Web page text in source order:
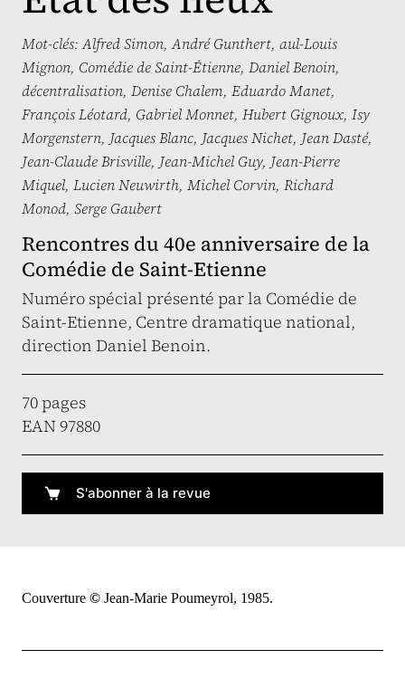
Mot-clés:Alfred Simon,André Gunthert, aul-Louis
Mignon, Comédie de Saint-Étienne, Daniel Benoin,
décentralisation, Denise Chalem, Eduardo Manet,
François Léotard, Gabriel Monnet, Hubert Gignoux, Isy
Morgenstern, Jacques Blanc, Jacques Nichet, Jean Dasté,
Jean-Claude Brisville, Jean-Michel Guy, Jean-Pierre
Miquel, Lucien Neuwirth, Michel Corvin, Richard
Monod, Serge Gaubert
Rencontres du 40e anniversaire de la
Comédie de Saint-Etienne
Numéro spécial présenté par la Comédie de
Saint-Etienne, Centre dramatique national,
direction Daniel Benoin.
70 pages
EAN 97880
S'abonner à la revue
Couverture © Jean-Marie Poumeyrol, 1985.